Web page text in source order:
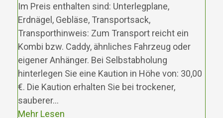
Im Preis enthalten sind: Unterlegplane,
Erdnägel, Gebläse, Transportsack,
Transporthinweis: Zum Transport reicht ein
Kombi bzw. Caddy, ähnliches Fahrzeug oder
eigener Anhänger. Bei Selbstabholung
hinterlegen Sie eine Kaution in Höhe von: 30,00
€. Die Kaution erhalten Sie bei trockener,
sauberer…
Mehr Lesen